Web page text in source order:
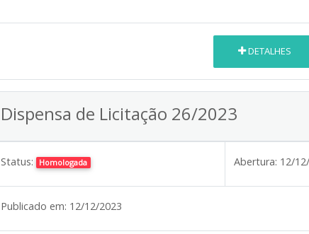
DETALHES
Dispensa de Licitação 26/2023
Status: Homologada Abertura: 12/
Publicado em: 12/12/2023